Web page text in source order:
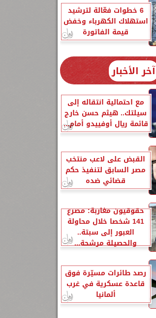
6 خطوات فعّالة لترشيد
استهلاك الكهرباء وخفض
قيمة الفاتورة
آخر الأخبار
مع احتمالية انتقاله إلى
سيلتك.. هيثم حسن خارج
قائمة ريال أوفييدو أمام...
القبض على لاعب منتخب
مصر السابق لتنفيذ حكم
قضائي ضده
حقوقيون مغاربة: مصرع
141 شخصا خلال محاولة
العبور إلى سبتة..
والحصيلة مرشحة...
رصد طائرات مسيّرة فوق
قاعدة عسكرية في غرب
ألمانيا